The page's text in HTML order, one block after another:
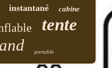
instantané cabine
tente
portable